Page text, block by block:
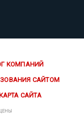
КОМПАНИЙ
САЙТОМ
КАРТА САЙТА